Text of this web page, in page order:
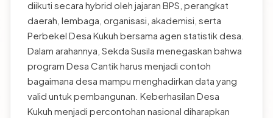
diikuti secara hybrid oleh jajaran BPS, perangkat
daerah, lembaga, organisasi, akademisi, serta
Perbekel Desa Kukuh bersama agen statistik desa.
Dalam arahannya, Sekda Susila menegaskan bahwa
program Desa Cantik harus menjadi contoh
bagaimana desa mampu menghadirkan data yang
valid untuk pembangunan. Keberhasilan Desa
Kukuh menjadi percontohan nasional diharapkan